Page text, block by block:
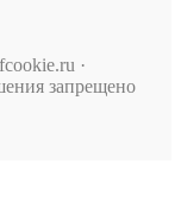
·
запрещено